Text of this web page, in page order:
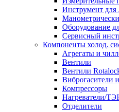
Инструмент для
Оборудование
Сервисный
Компоненты холод.
Агрегаты и
Вентили
Вентили
Виброгасители
Компрессоры
Нагреватели/
Отделители